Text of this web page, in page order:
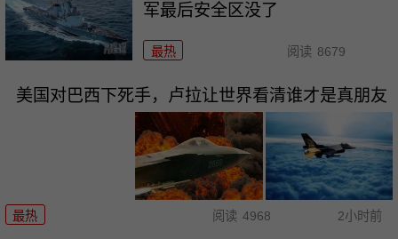
军最后安全区没了
最热 阅读 8679
美国对巴西下死手，卢拉让世界看清谁才是真朋友
最热 阅读 4968 2小时前